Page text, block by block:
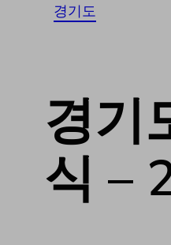
경기도
경기
식 –